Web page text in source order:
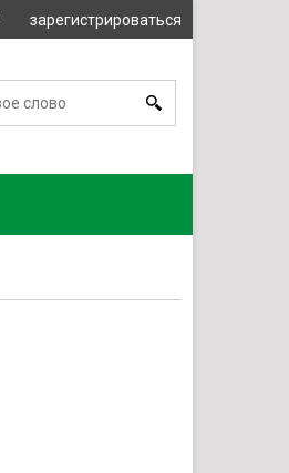
зарегистрироваться